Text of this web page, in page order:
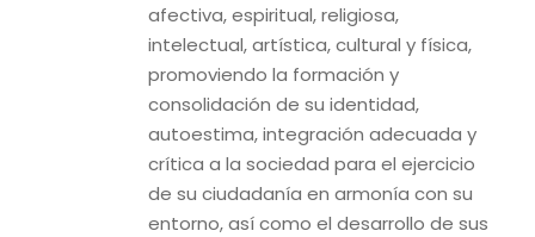
afectiva, espiritual, religiosa,
intelectual, artística, cultural y física,
promoviendo la formación y
consolidación de su identidad,
autoestima, integración adecuada y
crítica a la sociedad para el ejercicio
de su ciudadanía en armonía con su
entorno, así como el desarrollo de sus